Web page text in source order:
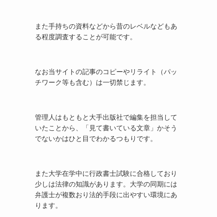
また手持ちの資料などから昔のレベルなどもあ
る程度調査することが可能です。
なお当サイトの記事のコピーやリライト（パッ
チワーク等も含む）は一切禁じます。
管理人はもともと大手出版社で編集を担当して
いたことから、「見て書いている文章」かそう
でないかはひと目でわかるつもりです。
また大学在学中に行政書士試験に合格しており
少しは法律の知識があります。大学の同期には
弁護士が複数おり法的手段に出やすい環境にあ
ります。